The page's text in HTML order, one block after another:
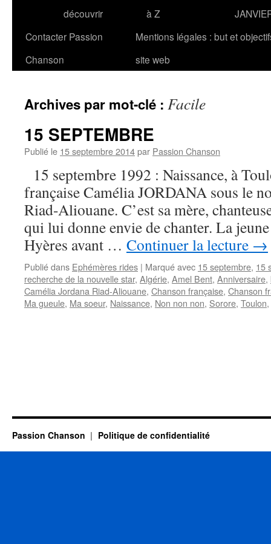
découvrir
à Z
Contacter Passion
Chanson
Mentions légales : but et
site web
Archives par mot-clé : Facile
15 SEPTEMBRE
Publié le 15 septembre 2014par Passion Chanson
15 septembre 1992 : Naissance, à
française Camélia JORDANA sous le
Riad-Aliouane. C’est sa mère,
qui lui donne envie de chanter. La
Hyères avant … Continuer la lecture →
Publié dans Ephémères rides | Marqué avec 15 septembre, 15
recherche de la nouvelle star, Algérie, Amel Bent, Anniversaire,
Camélia Jordana Riad-Aliouane, Chanson française, Chanson
Ma gueule, Ma soeur, Naissance, Non non non, Sorore, Toulon,
Passion Chanson Politique de confidentialité